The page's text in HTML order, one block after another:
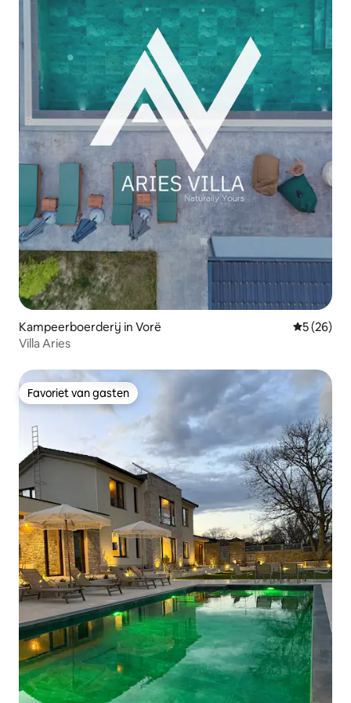
Kampeerboerderij in Vorë
5 (26)
Villa Aries
Favoriet van gasten
Favoriet van gasten